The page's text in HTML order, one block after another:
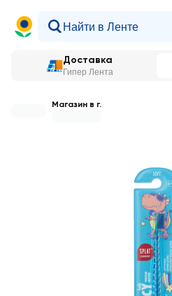
Доставка
Гипер Лента
Магазин в г.